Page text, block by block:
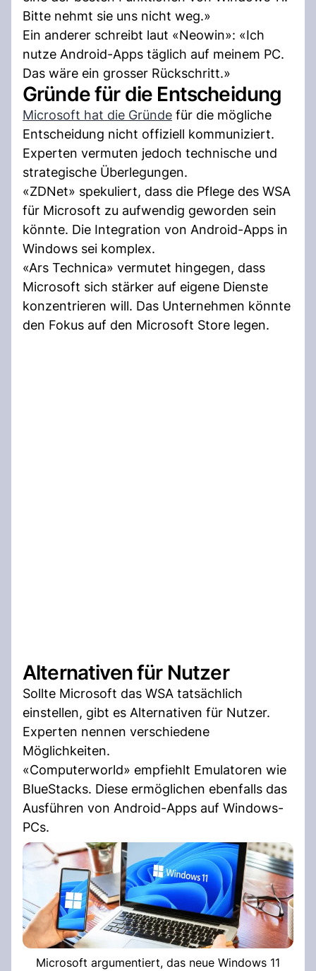
Bitte nehmt sie uns nicht weg.»
Ein anderer schreibt laut «Neowin»: «Ich
nutze Android-Apps täglich auf meinem PC.
Das wäre ein grosser Rückschritt.»
Gründe für die Entscheidung
Microsoft hat die Gründe für die mögliche
Entscheidung nicht offiziell kommuniziert.
Experten vermuten jedoch technische und
strategische Überlegungen.
«ZDNet» spekuliert, dass die Pflege des WSA
für Microsoft zu aufwendig geworden sein
könnte. Die Integration von Android-Apps in
Windows sei komplex.
«Ars Technica» vermutet hingegen, dass
Microsoft sich stärker auf eigene Dienste
konzentrieren will. Das Unternehmen könnte
den Fokus auf den Microsoft Store legen.
Alternativen für Nutzer
Sollte Microsoft das WSA tatsächlich
einstellen, gibt es Alternativen für Nutzer.
Experten nennen verschiedene
Möglichkeiten.
«Computerworld» empfiehlt Emulatoren wie
BlueStacks. Diese ermöglichen ebenfalls das
Ausführen von Android-Apps auf Windows-
PCs.
Microsoft argumentiert, das neue Windows 11